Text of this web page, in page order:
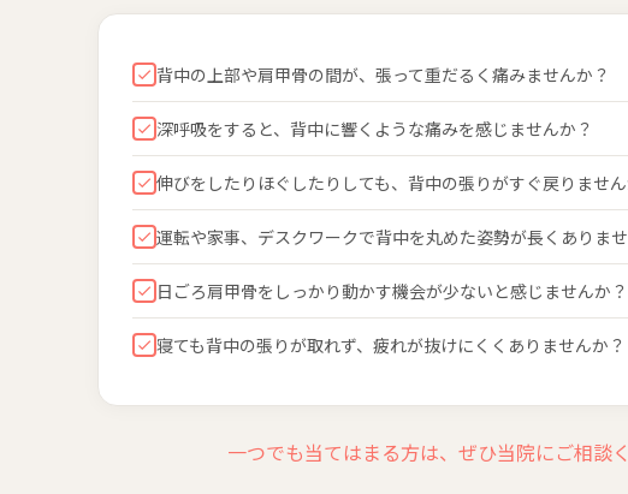
背中の上部や肩甲骨の間が、張って重だるく痛みませんか？
深呼吸をすると、背中に響くような痛みを感じませんか？
伸びをしたりほぐしたりしても、背中の張りがすぐ戻りません
運転や家事、デスクワークで背中を丸めた姿勢が長くありま
日ごろ肩甲骨をしっかり動かす機会が少ないと感じませんか？
寝ても背中の張りが取れず、疲れが抜けにくくありませんか？
一つでも当てはまる方は、ぜひ当院にご相談